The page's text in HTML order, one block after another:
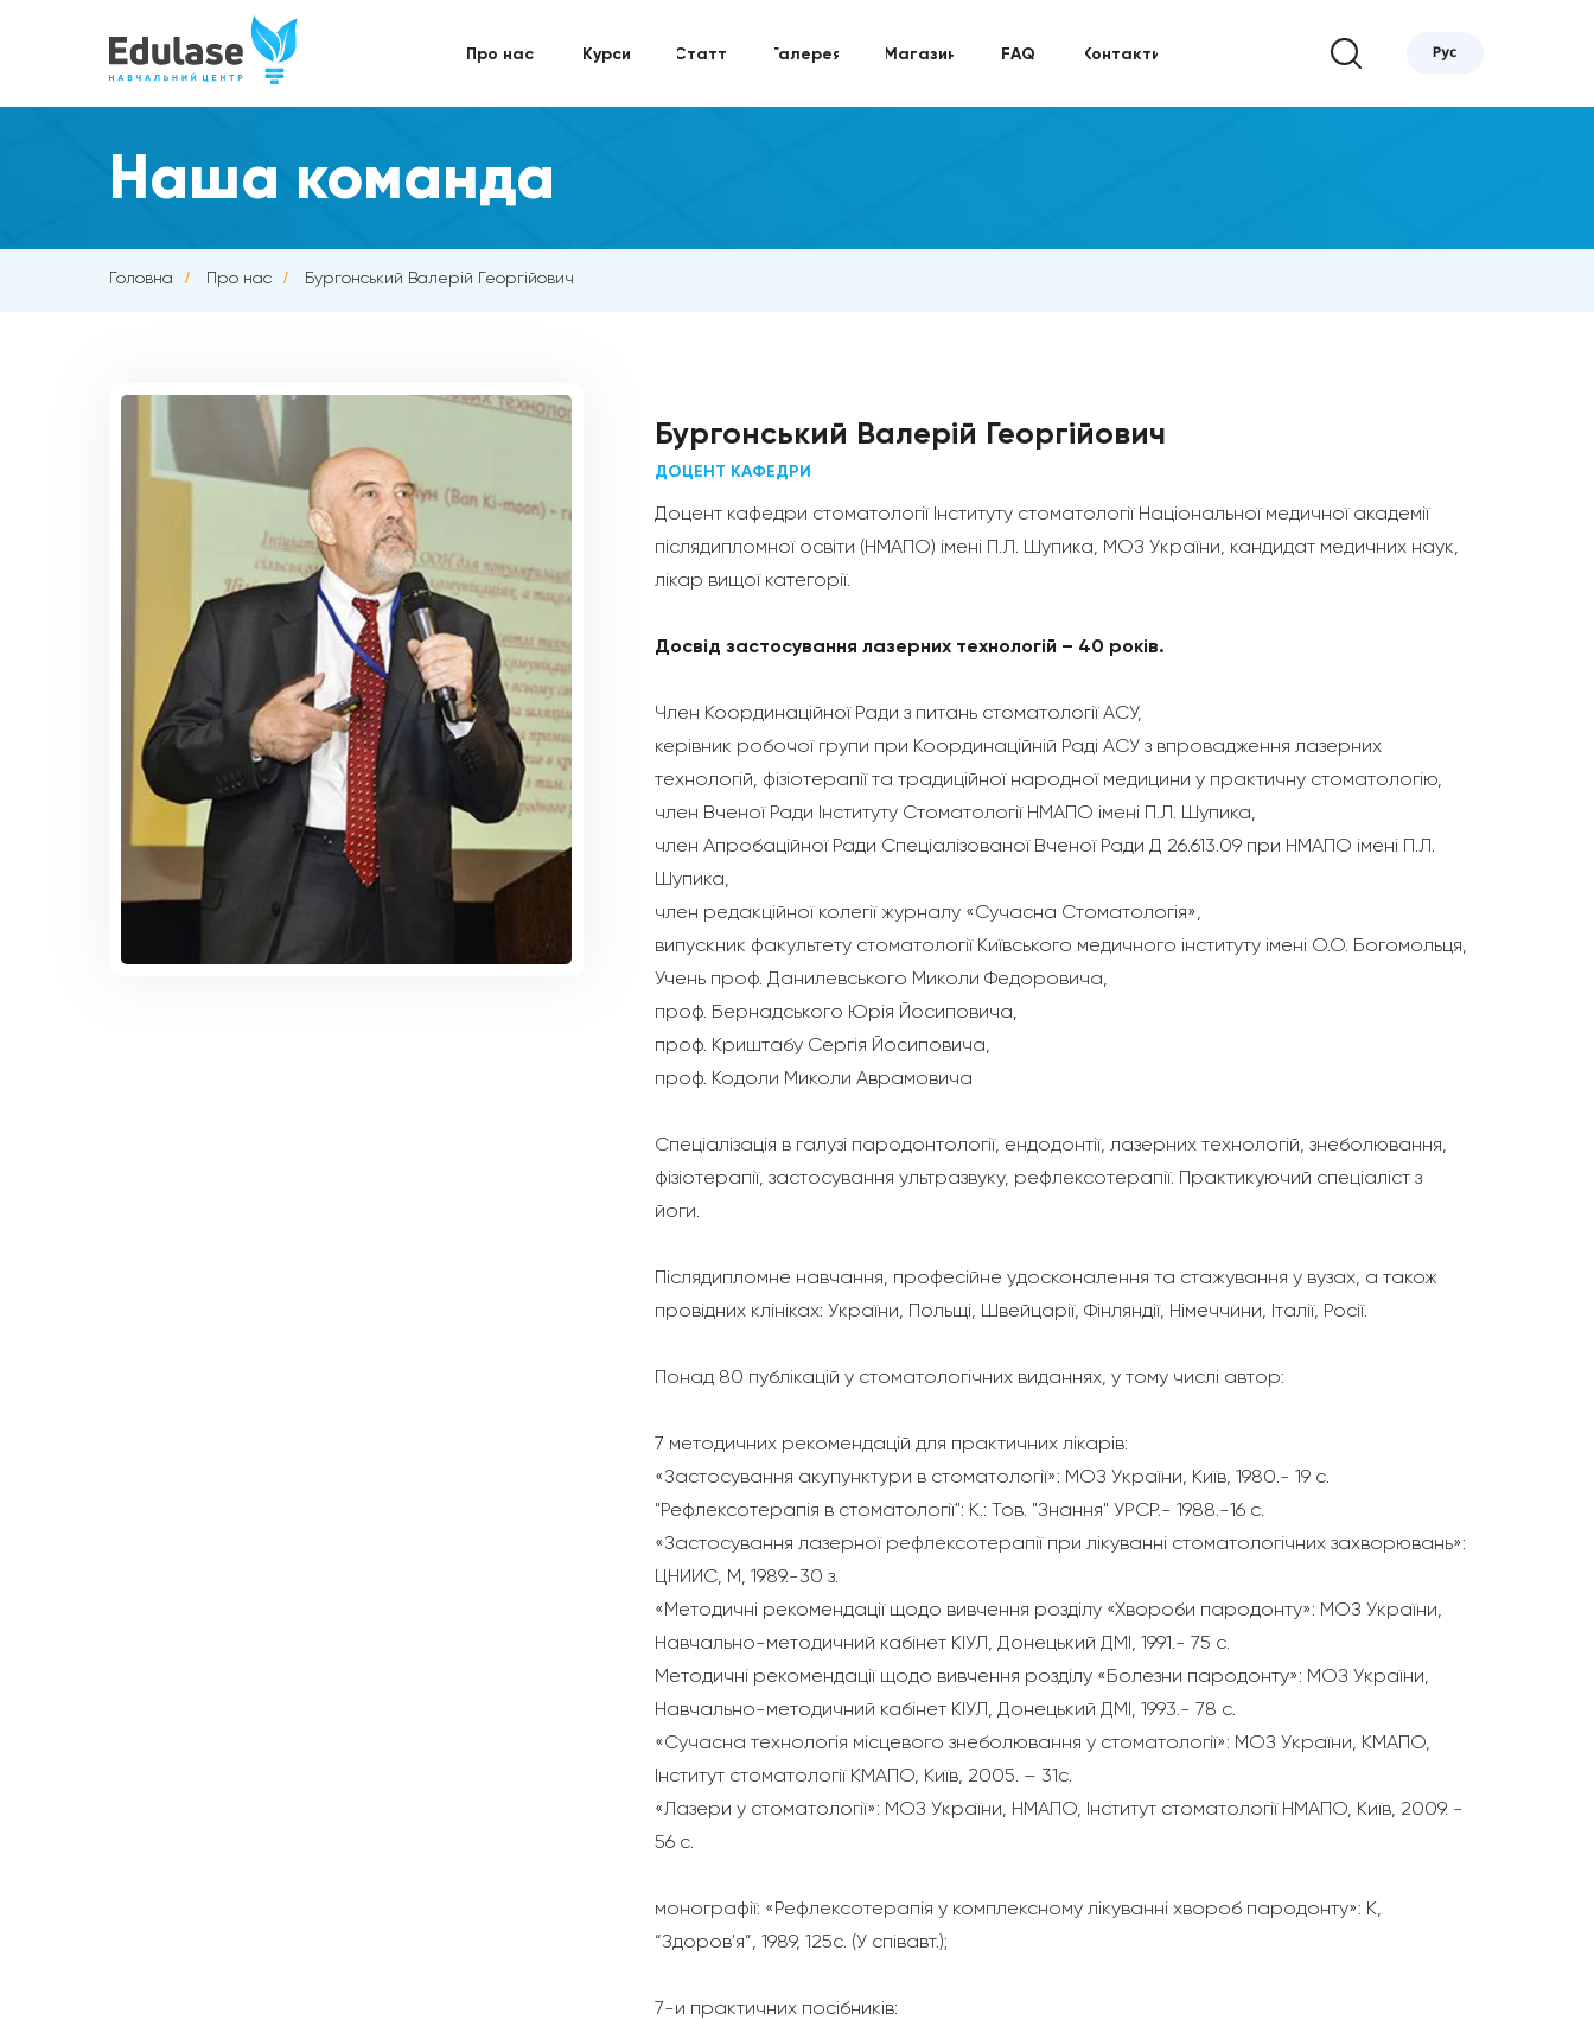
Про нас Курси Статті Магазин
Галерея Контакти
FAQ
Наша команда
Головна / Про нас / Бургонський Валерій Георгійович
Бургонський Валерій Георгійович
Доцент кафедри стоматології Інституту стоматології Національної медичної академії
післядипломної освіти (НМАПО) імені П.Л. Шупика, МОЗ України, кандидат медичних наук,
лікар вищої категорії.
Досвід застосування лазерних технологій – 40 років.
Член Координаційної Ради з питань стоматології АСУ,
керівник робочої групи при Координаційній Раді АСУ з впровадження лазерних
технологій, фізіотерапії та традиційної народної медицини у практичну стоматологію,
член Вченої Ради Інституту Стоматології НМАПО імені П.Л. Шупика,
член Апробаційної Ради Спеціалізованої Вченої Ради Д 26.613.09 при НМАПО імені П.Л.
Шупика,
член редакційної колегії журналу «Сучасна Стоматологія»,
випускник факультету стоматології Київського медичного інституту імені О.О. Богомольця,
Учень проф. Данилевського Миколи Федоровича,
проф. Бернадського Юрія Йосиповича,
проф. Криштабу Сергія Йосиповича,
проф. Кодоли Миколи Аврамовича
Спеціалізація в галузі пародонтології, ендодонтії, лазерних технологій, знеболювання,
фізіотерапії, застосування ультразвуку, рефлексотерапії. Практикуючий спеціаліст з
йоги.
Післядипломне навчання, професійне удосконалення та стажування у вузах, а також
провідних клініках: України, Польщі, Швейцарії, Фінляндії, Німеччини, Італії, Росії.
Понад 80 публікацій у стоматологічних виданнях, у тому числі автор:
7 методичних рекомендацій для практичних лікарів:
«Застосування акупунктури в стоматології»: МОЗ України, Київ, 1980.- 19 с.
"Рефлексотерапія в стоматології": К.: Тов. "Знання" УРСР.- 1988.-16 с.
«Застосування лазерної рефлексотерапії при лікуванні стоматологічних захворювань»:
ЦНИИС, М, 1989.-30 з.
«Методичні рекомендації щодо вивчення розділу «Хвороби пародонту»: МОЗ України,
Навчально-методичний кабінет КІУЛ, Донецький ДМІ, 1991.- 75 с.
Методичні рекомендації щодо вивчення розділу «Болезни пародонту»: МОЗ України,
Навчально-методичний кабінет КІУЛ, Донецький ДМІ, 1993.- 78 с.
«Сучасна технологія місцевого знеболювання у стоматології»: МОЗ України, КМАПО,
Інститут стоматології КМАПО, Київ, 2005. – 31с.
«Лазери у стоматології»: МОЗ України, НМАПО, Інститут стоматології НМАПО, Київ, 2009. -
56 с.
монографії: «Рефлексотерапія у комплексному лікуванні хвороб пародонту»: К,
“Здоров'я”, 1989, 125с. (У співавт.);
7-и практичних посібників:
ДОЦЕНТ КАФЕДРИ